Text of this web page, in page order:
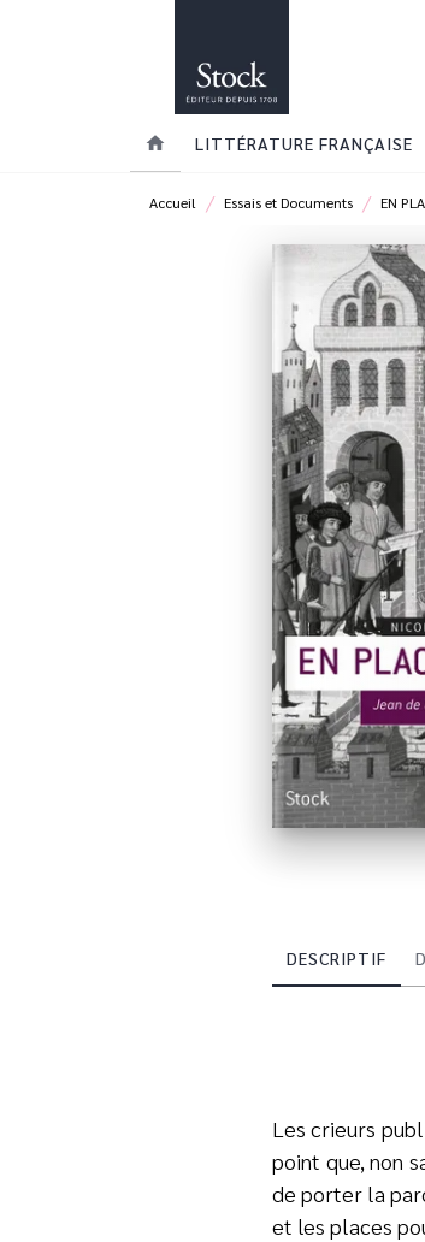
home LITTÉRATURE FRANÇAISE
Accueil / Essais et Documents / EN
DESCRIPTIF
Les crieurs
point que, non
de porter la
et les places